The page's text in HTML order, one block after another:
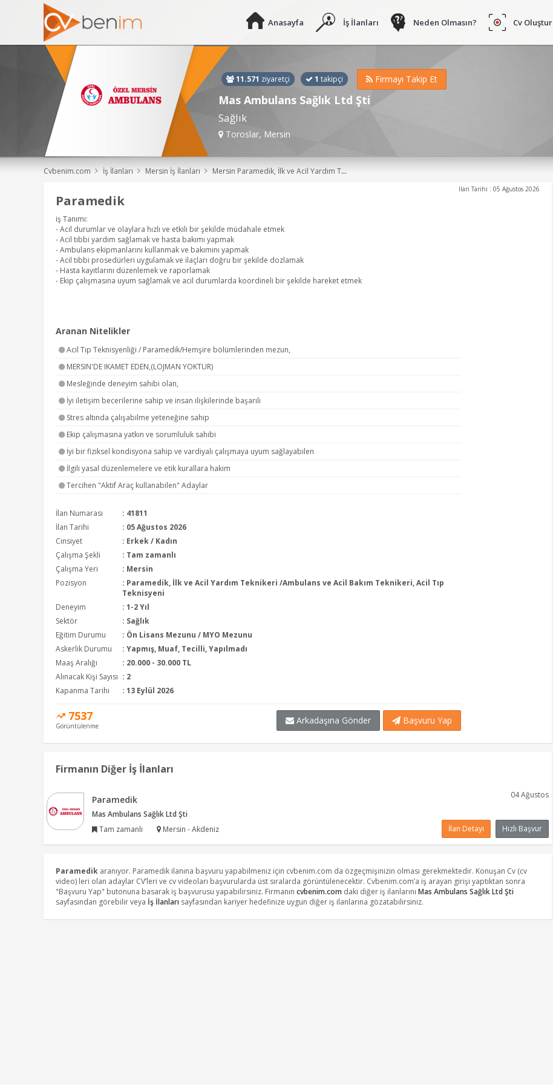
Anasayfa İş İlanları Neden Olmasın? Cv Oluştur
11.571 ziyaretçi 1 takipçi Firmayı Takip Et
Mas Ambulans Sağlık Ltd Şti
Sağlık
Toroslar, Mersin
Cvbenim.com İş İlanları Mersin İş İlanları Mersin Paramedik, İlk ve Acil Yardım Teknikeri /Ambulans ve Acil Bakım Teknikeri, Acil Tıp Teknisyeni, Sağlık Personeli(Acil Tıp Teknisyeni), Sağlık Kurumu İşletmeciliği Meslek Elemanı, Hemşire, Diğer Sağlık Personeli, Sağlık Kurumları İşletmeciliği, Hemşir, Acil Yardım ve Afet Yöneticisi/Meslek Elemanı İş İlanları
İlan Tarihi : 05 Ağustos 2026
Paramedik
iş Tanımı:
- Acil durumlar ve olaylara hızlı ve etkili bir şekilde müdahale etmek
- Acil tıbbi yardım sağlamak ve hasta bakımı yapmak
- Ambulans ekipmanlarını kullanmak ve bakımını yapmak
- Acil tıbbi prosedürleri uygulamak ve ilaçları doğru bir şekilde dozlamak
- Hasta kayıtlarını düzenlemek ve raporlamak
- Ekip çalışmasına uyum sağlamak ve acil durumlarda koordineli bir şekilde hareket etmek
Aranan Nitelikler
Acil Tıp Teknisyenliği / Paramedik/Hemşire bölümlerinden mezun,
MERSIN'DE IKAMET EDEN,(LOJMAN YOKTUR)
Mesleğinde deneyim sahibi olan,
İyi iletişim becerilerine sahip ve insan ilişkilerinde başarılı
Stres altında çalışabilme yeteneğine sahip
Ekip çalışmasına yatkın ve sorumluluk sahibi
İyi bir fiziksel kondisyona sahip ve vardiyalı çalışmaya uyum sağlayabilen
İlgili yasal düzenlemelere ve etik kurallara hakim
Tercihen "Aktif Araç kullanabilen" Adaylar
İlan Numarası
: 41811
İlan Tarihi
: 05 Ağustos 2026
Cinsiyet
: Erkek / Kadın
Çalışma Şekli
: Tam zamanlı
Çalışma Yeri
: Mersin
Pozisyon
: Paramedik, İlk ve Acil Yardım Teknikeri /Ambulans ve Acil Bakım Teknikeri, Acil Tıp
Teknisyeni
Deneyim
: 1-2 Yıl
Sektör
: Sağlık
Eğitim Durumu
: Ön Lisans Mezunu / MYO Mezunu
Askerlik Durumu
: Yapmış, Muaf, Tecilli, Yapılmadı
Maaş Aralığı
: 20.000 - 30.000 TL
Alınacak Kişi Sayısı : 2
Kapanma Tarihi
: 13 Eylül 2026
7537
Görüntülenme Başvuru Yap
Arkadaşına Gönder
Firmanın Diğer İş İlanları
İlan Detayı Hızlı Başvur
04 Ağustos
Paramedik
Mas Ambulans Sağlık Ltd Şti
Tam zamanlı
Mersin - Akdeniz
Paramedik aranıyor. Paramedik ilanına başvuru yapabilmeniz için cvbenim.com da özgeçmişinizin olması gerekmektedir. Konuşan Cv (cv
video) leri olan adaylar CV’leri ve cv videoları başvurularda üst sıralarda görüntülenecektir. Cvbenim.com’a iş arayan girişi yaptıktan sonra
"Başvuru Yap" butonuna basarak iş başvurusu yapabilirsiniz. Firmanın cvbenim.com daki diğer iş ilanlarını Mas Ambulans Sağlık Ltd Şti
sayfasından görebilir veya İş İlanları sayfasından kariyer hedefinize uygun diğer iş ilanlarına gözatabilirsiniz.